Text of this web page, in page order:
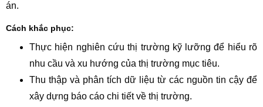
án.
Cách khắc phục:
Thực hiện nghiên cứu thị trường kỹ lưỡng để hiểu rõ
nhu cầu và xu hướng của thị trường mục tiêu.
Thu thập và phân tích dữ liệu từ các nguồn tin cậy để
xây dựng báo cáo chi tiết về thị trường.